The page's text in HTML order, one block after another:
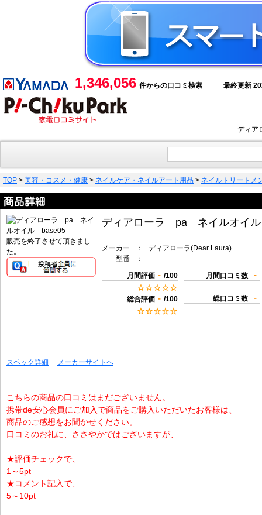
1,346,056 件からの口コミ検索 最終更新
ディア
TOP > 美容・コスメ・健康 > ネイルケア・ネイルアート用品 > ネイルトリートメ
販売を終了させて頂きまし
た。
ディアローラ pa ネイルオイ
メーカー ：
ディアローラ(Dear Laura)
型番
：
月間評価 - /100
総合評価 - /100
月間口コミ数 -
総口コミ数 -
スペック詳細 メーカーサイトへ
こちらの商品の口コミはまだございません。
携帯de安心会員にご加入で商品をご購入いただいたお客様は、
商品のご感想をお聞かせください。
口コミのお礼に、ささやかではございますが、
★評価チェックで、
1～5pt
★コメント記入で、
5～10pt